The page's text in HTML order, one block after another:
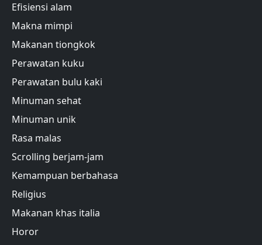
Efisiensi alam
Makna mimpi
Makanan tiongkok
Perawatan kuku
Perawatan bulu kaki
Minuman sehat
Minuman unik
Rasa malas
Scrolling berjam-jam
Kemampuan berbahasa
Religius
Makanan khas italia
Horor